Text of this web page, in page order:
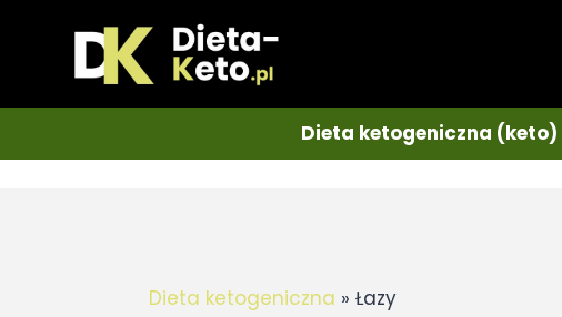
Dieta ketogeniczna (keto)
Dieta ketogeniczna »Łazy